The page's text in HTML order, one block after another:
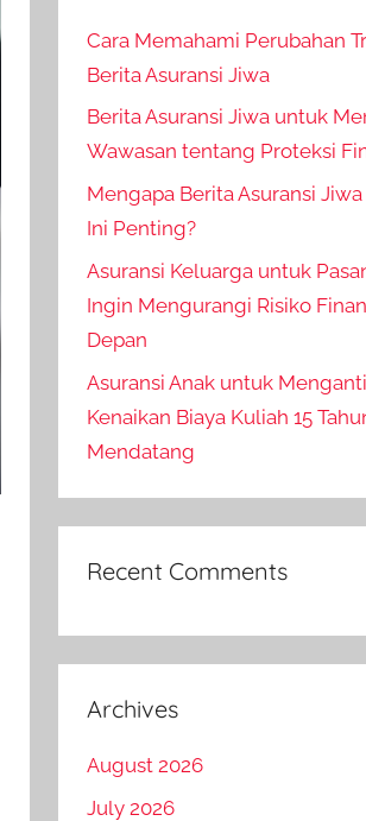
Cara Memahami Perubahan
Berita Asuransi Jiwa
Berita Asuransi Jiwa untuk
Wawasan tentang Proteksi
Mengapa Berita Asuransi
Ini Penting?
Asuransi Keluarga untuk
Ingin Mengurangi Risiko
Depan
Asuransi Anak untuk
Kenaikan Biaya Kuliah 15
Mendatang
Recent Comments
Archives
August 2026
July 2026